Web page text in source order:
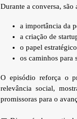
Durante a conversa, são
a importância da
a criação de
o papel
os caminhos para
O episódio reforça o
relevância social,
promissoras para o